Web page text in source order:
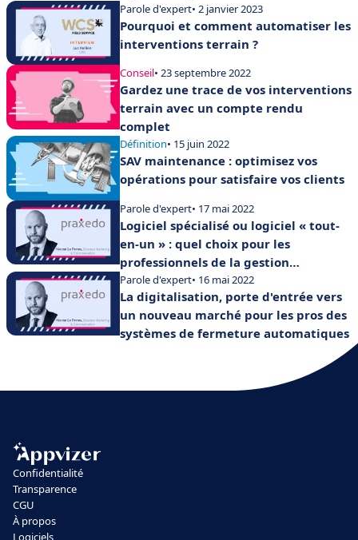
Parole d'expert• 2 janvier 2023
Pourquoi et comment automatiser les
interventions terrain ?
Conseil• 23 septembre 2022
Gardez une trace de vos interventions
terrain avec un compte rendu
complet
Définition• 15 juin 2022
SAV maintenance : optimisez vos
opérations pour satisfaire vos clients
Parole d'expert• 17 mai 2022
Logiciel spécialisé ou logiciel « tout-
en-un » : quel choix pour les
professionnels de la gestion
d’interventions terrain ?
Parole d'expert• 16 mai 2022
La digitalisation, porte d'entrée vers
un nouveau marché pour les pros des
systèmes de fermeture automatiques
Confidentialité
Transparence
CGU
À propos
Logiciels